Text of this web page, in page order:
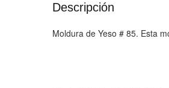
Descripción
Moldura de Yeso # 85. Esta